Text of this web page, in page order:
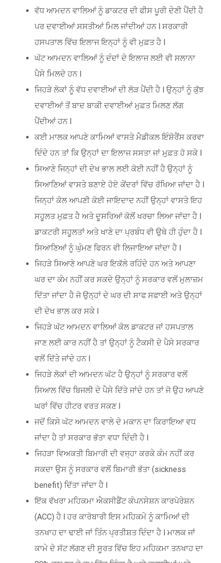
ਵੱਧ ਆਮਦਨ ਵਾਲਿਆਂ ਨੂੰ ਡਾਕਟਰ ਦੀ ਫੀਸ ਪੂਰੀ ਦੇਣੀ ਪੈਂਦੀ ਹੈ
ਪਰ ਦਵਾਈਆਂ ਸਸਤੀਆਂ ਮਿਲ ਜਾਂਦੀਆਂ ਹਨ l ਸਰਕਾਰੀ
ਹਸਪਤਾਲ ਵਿੱਚ ਇਲਾਜ ਇਨ੍ਹਾਂ ਨੂੰ ਵੀ ਮੁਫ਼ਤ ਹੈ l
ਘੱਟ ਆਮਦਨ ਵਾਲਿਆਂ ਨੂੰ ਦੰਦਾਂ ਦੇ ਇਲਾਜ ਲਈ ਵੀ ਸਲਾਨਾ
ਪੈਸੇ ਮਿਲਦੇ ਹਨ l
ਜਿਹੜੇ ਲੋਕਾਂ ਨੂੰ ਵੱਧ ਦਵਾਈਆਂ ਦੀ ਲੋੜ ਪੈਂਦੀ ਹੈ l ਉਨ੍ਹਾਂ ਨੂੰ ਕੁੱਝ
ਦਵਾਈਆਂ ਤੋਂ ਬਾਦ ਬਾਕੀ ਦਵਾਈਆਂ ਮੁਫ਼ਤ ਮਿਲਣ ਲੱਗ
ਪੈਂਦੀਆਂ ਹਨ l
ਕਈ ਮਾਲਕ ਆਪਣੇ ਕਾਮਿਆਂ ਵਾਸਤੇ ਮੈਡੀਕਲ ਇੰਸ਼ੋਰੈਂਸ ਕਰਵਾ
ਦਿੰਦੇ ਹਨ ਤਾਂ ਕਿ ਉਨ੍ਹਾਂ ਦਾ ਇਲਾਜ ਸਸਤਾ ਜਾਂ ਮੁਫ਼ਤ ਹੋ ਸਕੇ l
ਸਿਆਣੇ ਜਿਨ੍ਹਾਂ ਦੀ ਦੇਖ ਭਾਲ ਲਈ ਕੋਈ ਨਹੀਂ ਹੈ ਉਨ੍ਹਾਂ ਨੂੰ
ਸਿਆਣਿਆਂ ਵਾਸਤੇ ਬਣਾਏ ਹੋਏ ਕੇਂਦਰਾਂ ਵਿੱਚ ਰੱਖਿਆ ਜਾਂਦਾ ਹੈ l
ਜਿਨ੍ਹਾਂ ਕੋਲ ਆਪਣੀ ਕੋਈ ਜਾਇਦਾਦ ਨਹੀਂ ਉਨ੍ਹਾਂ ਵਾਸਤੇ ਇਹ
ਸਹੂਲਤ ਮੁਫ਼ਤ ਹੈ ਅਤੇ ਦੂਸਰਿਆਂ ਕੋਲੋਂ ਖਰਚਾ ਲਿਆ ਜਾਂਦਾ ਹੈ l
ਡਾਕਟਰੀ ਸਹੂਲਤਾਂ ਅਤੇ ਖਾਣੇ ਦਾ ਪ੍ਰਬੰਧ ਵੀ ਉਥੇ ਹੀ ਹੁੰਦਾ ਹੈ l
ਸਿਆਣਿਆਂ ਨੂੰ ਘੁੰਮਣ ਫਿਰਨ ਵੀ ਲਿਜਾਇਆ ਜਾਂਦਾ ਹੈ l
ਜਿਹੜੇ ਸਿਆਣੇ ਆਪਣੇ ਘਰ ਇਕੱਲੇ ਰਹਿੰਦੇ ਹਨ ਅਤੇ ਆਪਣਾ
ਘਰ ਦਾ ਕੰਮ ਨਹੀਂ ਕਰ ਸਕਦੇ ਉਨ੍ਹਾਂ ਨੂੰ ਸਰਕਾਰ ਵਲੋਂ ਮੁਲਾਜ਼ਮ
ਦਿੱਤਾ ਜਾਂਦਾ ਹੈ ਜੋ ਉਨ੍ਹਾਂ ਦੇ ਘਰ ਦੀ ਸਾਫ ਸਫਾਈ ਅਤੇ ਉਨ੍ਹਾਂ
ਦੀ ਦੇਖ ਭਾਲ ਕਰ ਸਕੇ l
ਜਿਹੜੇ ਘੱਟ ਆਮਦਨ ਵਾਲਿਆਂ ਕੋਲ ਡਾਕਟਰ ਜਾਂ ਹਸਪਤਾਲ
ਜਾਣ ਲਈ ਕਾਰ ਨਹੀਂ ਹੈ ਤਾਂ ਉਨ੍ਹਾਂ ਨੂੰ ਟੈਕਸੀ ਦੇ ਪੈਸੇ ਸਰਕਾਰ
ਵਲੋਂ ਦਿੱਤੇ ਜਾਂਦੇ ਹਨ l
ਜਿਹੜੇ ਲੋਕਾਂ ਦੀ ਆਮਦਨ ਘੱਟ ਹੈ ਉਨ੍ਹਾਂ ਨੂੰ ਸਰਕਾਰ ਵਲੋਂ
ਸਿਆਲ ਵਿੱਚ ਬਿਜਲੀ ਦੇ ਪੈਸੇ ਦਿੱਤੇ ਜਾਂਦੇ ਹਨ ਤਾਂ ਜੋ ਉਹ ਆਪਣੇ
ਘਰਾਂ ਵਿੱਚ ਹੀਟਰ ਵਰਤ ਸਕਣ l
ਜਦੋਂ ਕਿਸੇ ਘੱਟ ਆਮਦਨ ਵਾਲੇ ਦੇ ਮਕਾਨ ਦਾ ਕਿਰਾਇਆ ਵਧ
ਜਾਂਦਾ ਹੈ ਤਾਂ ਸਰਕਾਰ ਭੱਤਾ ਵਧਾ ਦਿੰਦੀ ਹੈ l
ਜਿਹੜਾ ਵਿਅਕਤੀ ਬਿਮਾਰੀ ਦੀ ਵਜ੍ਹਾ ਕਰਕੇ ਕੰਮ ਨਹੀਂ ਕਰ
ਸਕਦਾ ਉਸ ਨੂੰ ਸਰਕਾਰ ਵਲੋਂ ਬਿਮਾਰੀ ਭੱਤਾ (sickness
benefit) ਦਿੱਤਾ ਜਾਂਦਾ ਹੈ l
ਇੱਕ ਵੱਖਰਾ ਮਹਿਕਮਾ ਐਕਸੀਡੈਂਟ ਕੰਪਨਸੇਸ਼ਨ ਕਾਰਪੋਰੇਸ਼ਨ
(ACC) ਹੈ l ਹਰ ਕਾਰੋਬਾਰੀ ਇਸ ਮਹਿਕਮੇ ਨੂੰ ਕਾਮਿਆਂ ਦੀ
ਤਨਖਾਹ ਦਾ ਢਾਈ ਜਾਂ ਤਿੰਨ ਪ੍ਰਤੀਸ਼ਤ ਦਿੰਦਾ ਹੈ l ਮਾਲਕ ਜਾਂ
ਕਾਮੇ ਦੇ ਸੱਟ ਲੱਗਣ ਦੀ ਸੂਰਤ ਵਿੱਚ ਇਹ ਮਹਿਕਮਾ ਤਨਖਾਹ ਦਾ